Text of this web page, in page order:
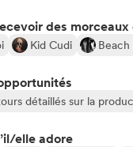
des
Kid Cudi Beach
détaillés sur la
elle adore